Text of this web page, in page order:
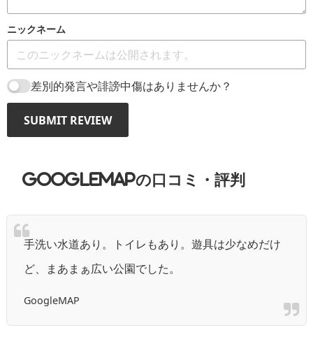
ニックネーム
差別的発言や誹謗中傷はありませんか？
SUBMIT REVIEW
GoogleMAPの口コミ・評判
手洗い水道あり。トイレもあり。遊具は少なめだけ
ど、まあまぁ広い公園でした。
GoogleMAP